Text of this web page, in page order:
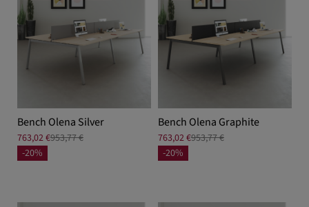
Bench Olena Silver
763,02 €953,77 €
-20%
Bench Olena Graphite
763,02 €953,77 €
-20%